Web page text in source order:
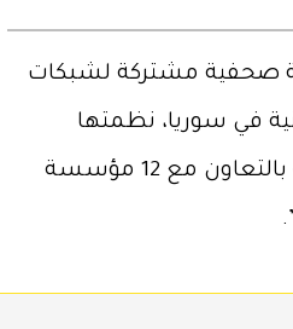
صحفية مشتركة لشبكات
في سوريا، نظمتها
مؤسسة MICT الإعلامية بالتعاون مع 12 مؤسسة